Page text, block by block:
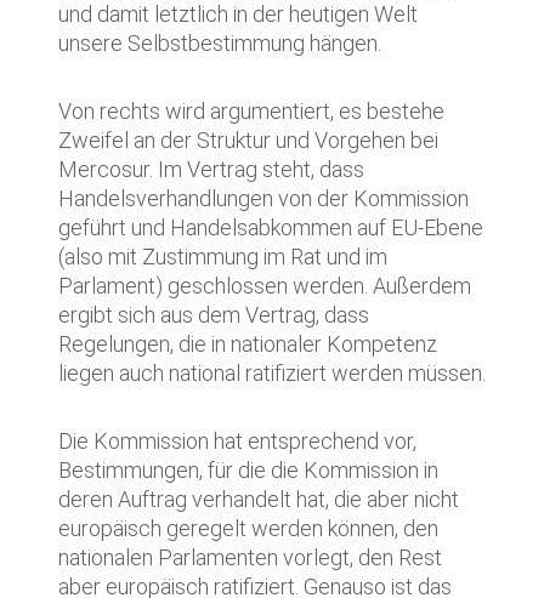
und damit letztlich in der heutigen Welt
unsere Selbstbestimmung hängen.
Von rechts wird argumentiert, es bestehe
Zweifel an der Struktur und Vorgehen bei
Mercosur. Im Vertrag steht, dass
Handelsverhandlungen von der Kommission
geführt und Handelsabkommen auf EU-Ebene
(also mit Zustimmung im Rat und im
Parlament) geschlossen werden. Außerdem
ergibt sich aus dem Vertrag, dass
Regelungen, die in nationaler Kompetenz
liegen auch national ratifiziert werden müssen.
Die Kommission hat entsprechend vor,
Bestimmungen, für die die Kommission in
deren Auftrag verhandelt hat, die aber nicht
europäisch geregelt werden können, den
nationalen Parlamenten vorlegt, den Rest
aber europäisch ratifiziert. Genauso ist das